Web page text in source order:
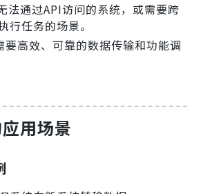
法通过API访问的系统，或需要跨
行任务的场景。
要高效、可靠的数据传输和功能调
用场景